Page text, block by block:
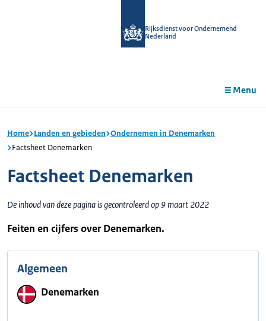
Rijksdienst voor Ondernemend
Nederland
Menu
Home Landen en gebieden Ondernemen in Denemarken
Factsheet Denemarken
Factsheet Denemarken
De inhoud van deze pagina is gecontroleerd op 9 maart 2022
Feiten en cijfers over Denemarken.
Algemeen
Denemarken